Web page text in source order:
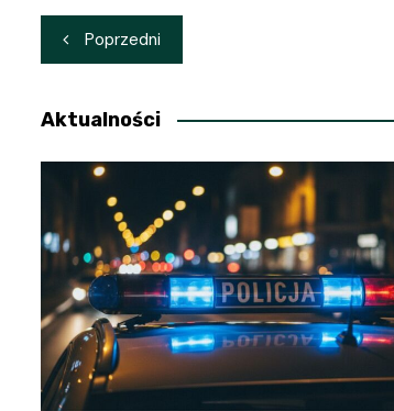
Nawigacja
wpisu
Poprzedni
Aktualności